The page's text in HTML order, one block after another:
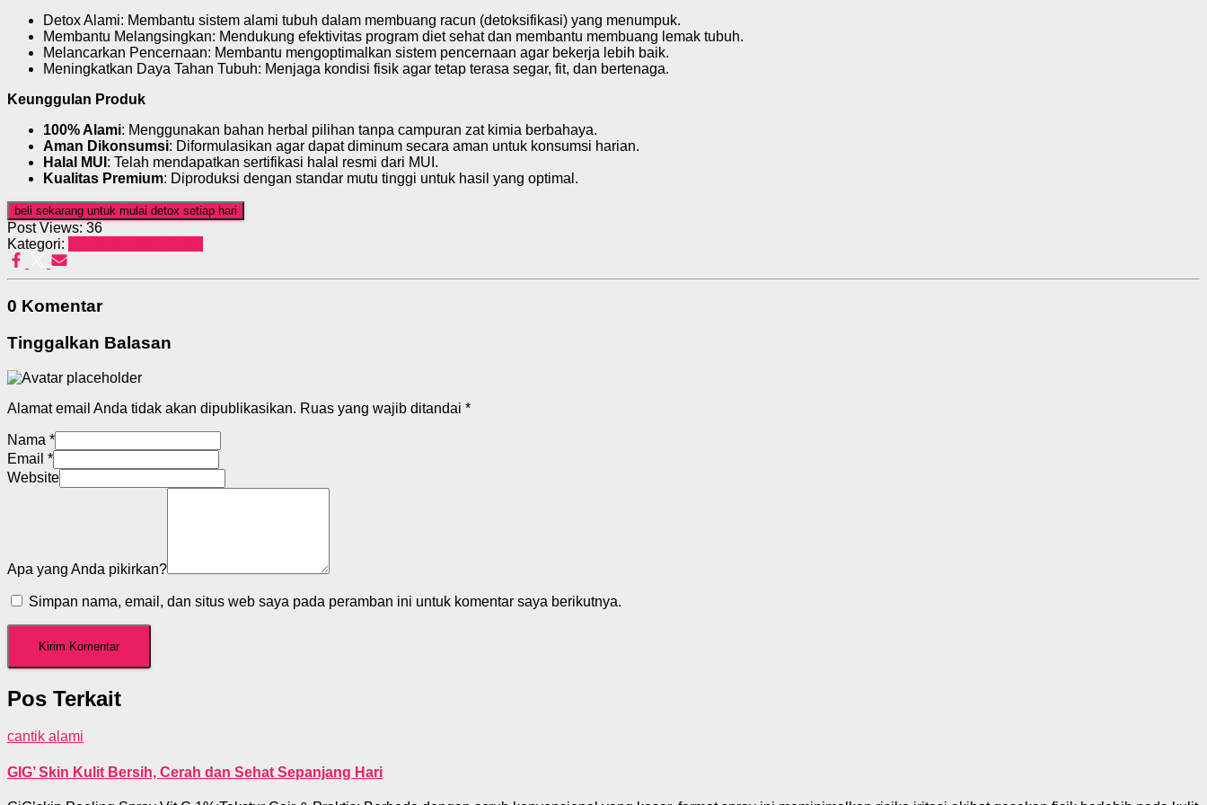
Detox Alami: Membantu sistem alami tubuh dalam membuang racun (detoksifikasi) yang menumpuk.
Membantu Melangsingkan: Mendukung efektivitas program diet sehat dan membantu membuang lemak tubuh.
Melancarkan Pencernaan: Membantu mengoptimalkan sistem pencernaan agar bekerja lebih baik.
Meningkatkan Daya Tahan Tubuh: Menjaga kondisi fisik agar tetap terasa segar, fit, dan bertenaga.
Keunggulan Produk
100% Alami: Menggunakan bahan herbal pilihan tanpa campuran zat kimia berbahaya.
Aman Dikonsumsi: Diformulasikan agar dapat diminum secara aman untuk konsumsi harian.
Halal MUI : Telah mendapatkan sertifikasi halal resmi dari MUI.
Kualitas Premium: Diproduksi dengan standar mutu tinggi untuk hasil yang optimal.
beli sekarang untuk mulai detox setiap hari
Post Views: 36
Kategori:
0 Komentar
Tinggalkan Balasan
Alamat email Anda tidak akan dipublikasikan. Ruas yang wajib ditandai *
Nama *
Email *
Website
Apa yang Anda pikirkan?
Simpan nama, email, dan situs web saya pada peramban ini untuk komentar saya berikutnya.
Pos Terkait
cantik alami
GIG’ Skin Kulit Bersih, Cerah dan Sehat Sepanjang Hari